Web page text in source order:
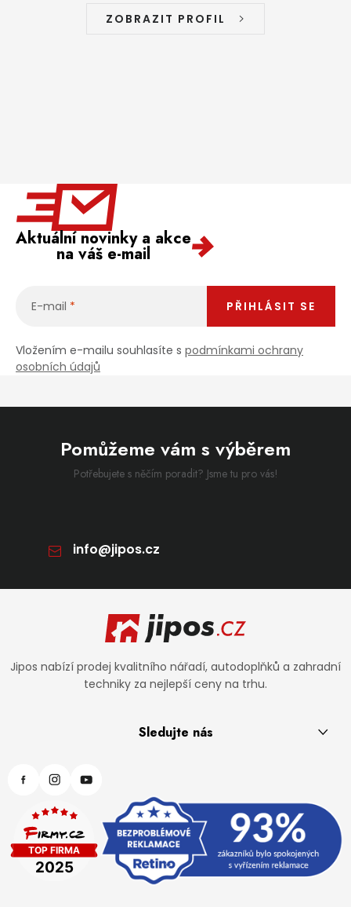
ZOBRAZIT PROFIL
Aktuální novinky a akce
na váš e-mail
E-mail
Vložením e-mailu souhlasíte s podmínkami ochrany
osobních údajů
PŘIHLÁSIT SE
Pomůžeme vám s výběrem
Potřebujete s něčím poradit? Jsme tu pro vás!
info@jipos.cz
Zápatí
Jipos nabízí prodej kvalitního nářadí, autodoplňků a zahradní
techniky za nejlepší ceny na trhu.
Sledujte nás